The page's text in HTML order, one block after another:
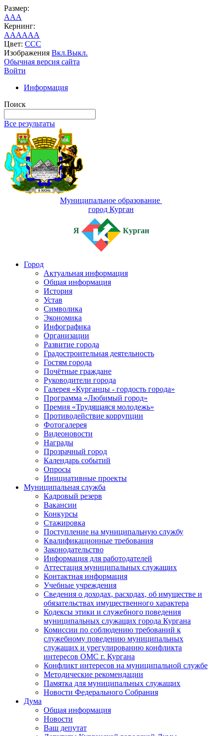
Размер:
AAA
Кернинг:
AAAAAA
Цвет: CCC
Изображения Вкл.Выкл.
Обычная версия сайта
Войти
Информация
Поиск
Все результаты
Муниципальное образование
город Курган
Я Курган
Город
Актуальная информация
Общая информация
История
Устав
Символика
Экономика
Инфографика
Организации
Развитие города
Градостроительная деятельность
Гостям города
Почётные граждане
Руководители города
Галерея «Курганцы - гордость города»
Программа «Любимый город»
Премия «Трудящаяся молодежь»
Противодействие коррупции
Фотогалерея
Видеоновости
Награды
Прозрачный город
Календарь событий
Опросы
Инициативные проекты
Муниципальная служба
Кадровый резерв
Вакансии
Конкурсы
Стажировка
Поступление на муниципальную службу
Квалификационные требования
Законодательство
Информация для работодателей
Аттестация муниципальных служащих
Контактная информация
Учебные учреждения
Сведения о доходах, расходах, об имуществе и
обязательствах имущественного характера
Кодексы этики и служебного поведения
муниципальных служащих города Кургана
Комиссии по соблюдению требований к
служебному поведению муниципальных
служащих и урегулированию конфликта
интересов ОМС г. Кургана
Конфликт интересов на муниципальной службе
Методические рекомендации
Памятка для муниципальных служащих
Новости Федерального Cобрания
Дума
Общая информация
Новости
Ваш депутат